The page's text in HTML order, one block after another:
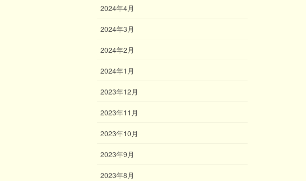
2024年4月
2024年3月
2024年2月
2024年1月
2023年12月
2023年11月
2023年10月
2023年9月
2023年8月